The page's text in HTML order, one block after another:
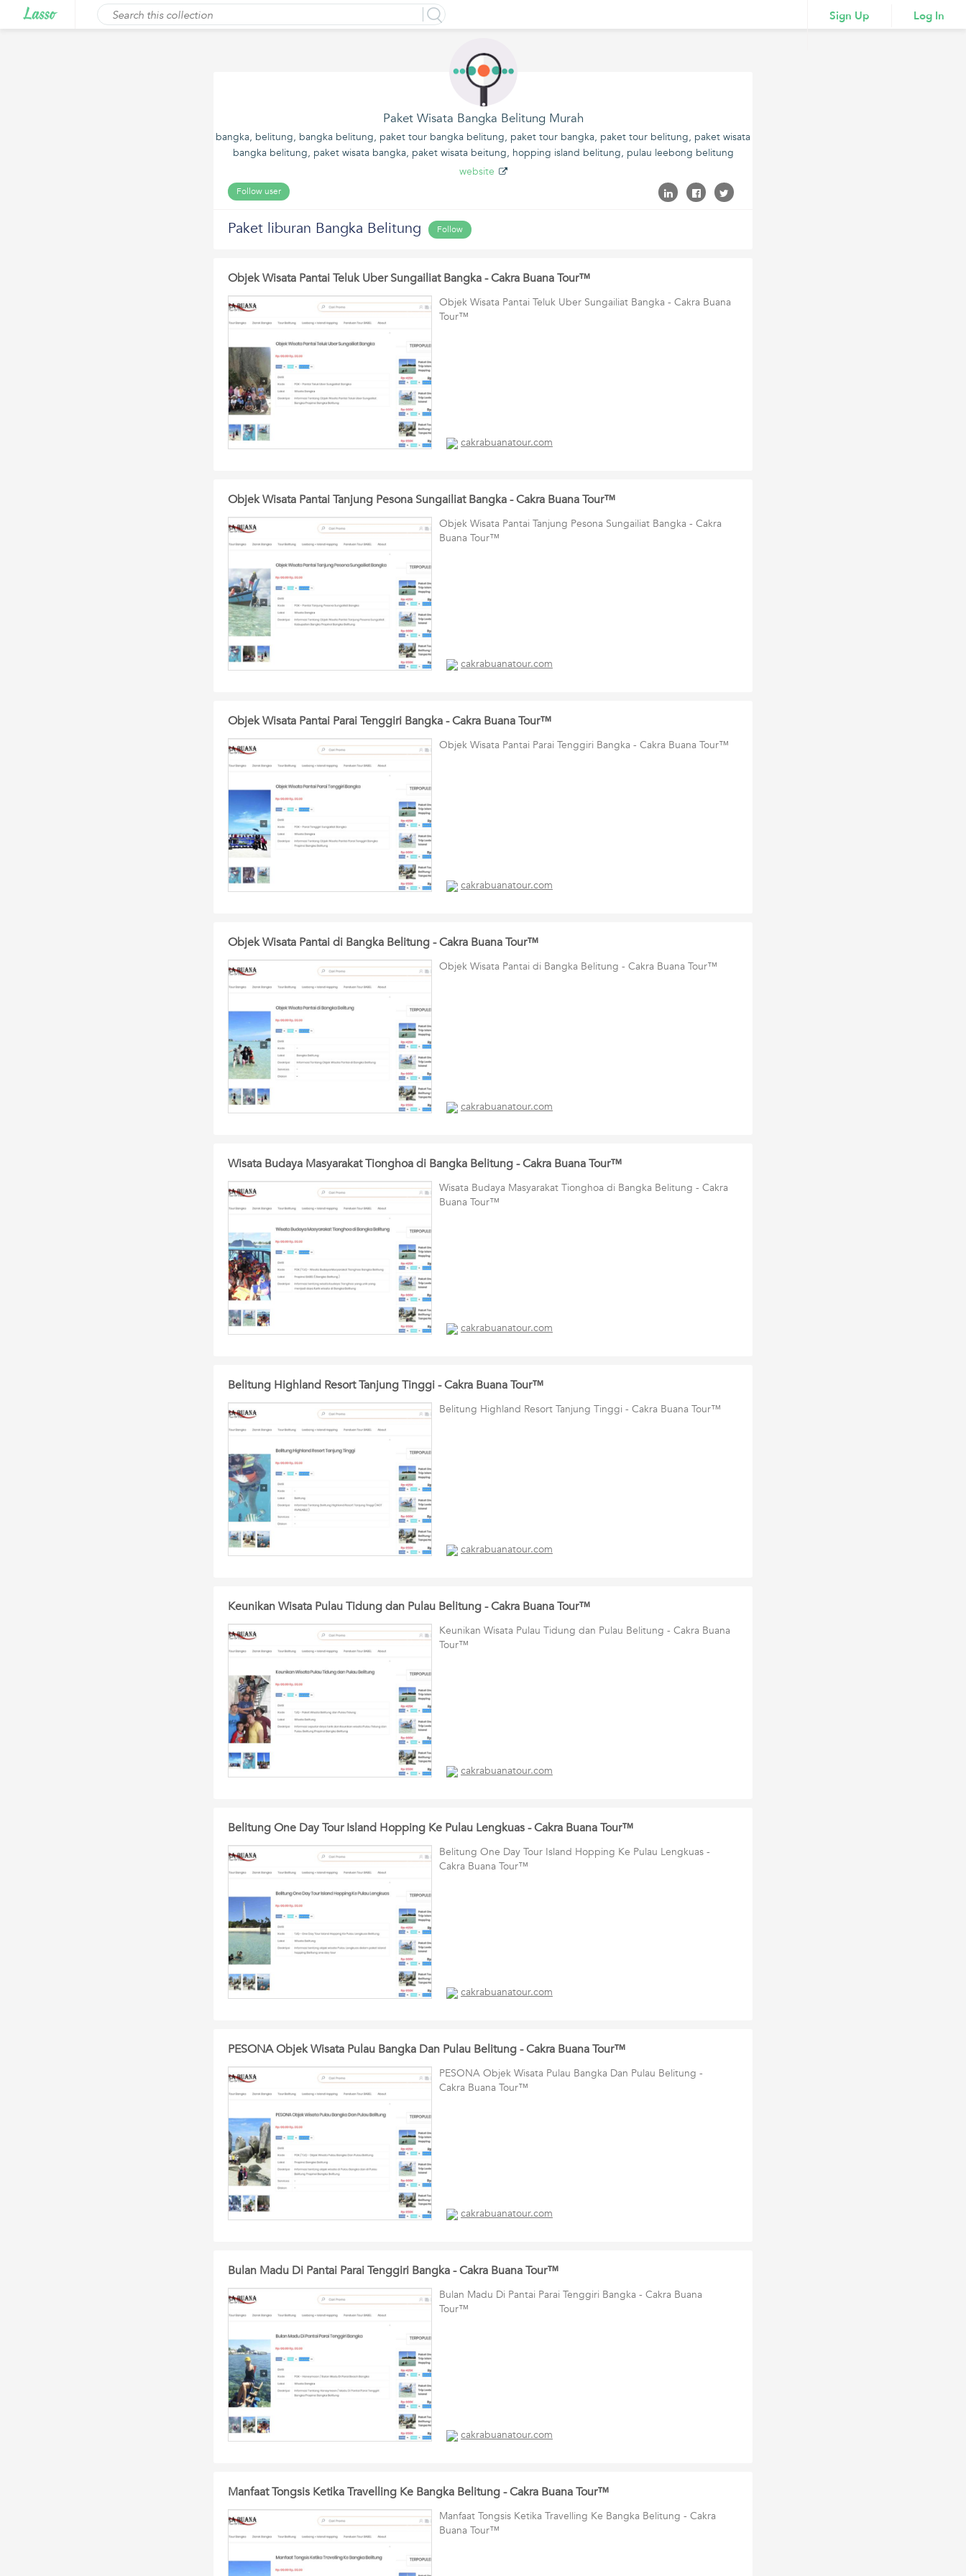
Sign Up Log In
Paket Wisata Bangka Belitung Murah
bangka, belitung, bangka belitung, paket tour bangka belitung, paket tour bangka, paket tour belitung, paket wisata
bangka belitung, paket wisata bangka, paket wisata beitung, hopping island belitung, pulau leebong belitung
website
Follow user
Paket liburan Bangka Belitung Follow
Objek Wisata Pantai Teluk Uber Sungailiat Bangka - Cakra Buana Tour™
Objek Wisata Pantai Teluk Uber Sungailiat Bangka - Cakra Buana
Tour™
cakrabuanatour.com
Objek Wisata Pantai Tanjung Pesona Sungailiat Bangka - Cakra Buana Tour™
Objek Wisata Pantai Tanjung Pesona Sungailiat Bangka - Cakra
Buana Tour™
cakrabuanatour.com
Objek Wisata Pantai Parai Tenggiri Bangka - Cakra Buana Tour™
Objek Wisata Pantai Parai Tenggiri Bangka - Cakra Buana Tour™
cakrabuanatour.com
Objek Wisata Pantai di Bangka Belitung - Cakra Buana Tour™
Objek Wisata Pantai di Bangka Belitung - Cakra Buana Tour™
cakrabuanatour.com
Wisata Budaya Masyarakat Tionghoa di Bangka Belitung - Cakra Buana Tour™
Wisata Budaya Masyarakat Tionghoa di Bangka Belitung - Cakra
Buana Tour™
cakrabuanatour.com
Belitung Highland Resort Tanjung Tinggi - Cakra Buana Tour™
Belitung Highland Resort Tanjung Tinggi - Cakra Buana Tour™
cakrabuanatour.com
Keunikan Wisata Pulau Tidung dan Pulau Belitung - Cakra Buana Tour™
Keunikan Wisata Pulau Tidung dan Pulau Belitung - Cakra Buana
Tour™
cakrabuanatour.com
Belitung One Day Tour Island Hopping Ke Pulau Lengkuas - Cakra Buana Tour™
Belitung One Day Tour Island Hopping Ke Pulau Lengkuas -
Cakra Buana Tour™
cakrabuanatour.com
PESONA Objek Wisata Pulau Bangka Dan Pulau Belitung - Cakra Buana Tour™
PESONA Objek Wisata Pulau Bangka Dan Pulau Belitung -
Cakra Buana Tour™
cakrabuanatour.com
Bulan Madu Di Pantai Parai Tenggiri Bangka - Cakra Buana Tour™
Bulan Madu Di Pantai Parai Tenggiri Bangka - Cakra Buana
Tour™
cakrabuanatour.com
Manfaat Tongsis Ketika Travelling Ke Bangka Belitung - Cakra Buana Tour™
Manfaat Tongsis Ketika Travelling Ke Bangka Belitung - Cakra
Buana Tour™